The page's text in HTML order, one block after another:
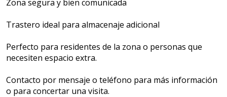
Zona segura y bien comunicada
Trastero ideal para almacenaje adicional
Perfecto para residentes de la zona o personas que
necesiten espacio extra.
Contacto por mensaje o teléfono para más información
o para concertar una visita.